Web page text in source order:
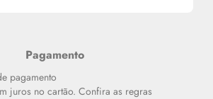
no Whatsapp
Pagamento
juros no cartão. Confira as regras